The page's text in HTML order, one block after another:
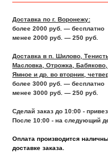
Доставка по г. Воронежу:
более 2000 руб. — бесплатно
менее 2000 руб. — 250 руб.
Доставка в п. Шилово,
Масловка, Отрожка,
Ямное и др. во вторник,
более 3000 руб. — бесплатно
менее 3000 руб. — 250 руб.
Сделай заказ до 10:00 -
После 10:00 - на следующий
Оплата производится
доставке заказа.